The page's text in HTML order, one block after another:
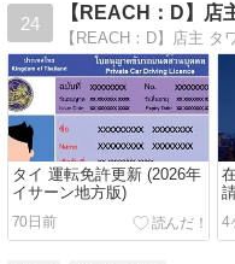
24
【REACH：D】店
タイ 運転免許更新 (2026年
イサーン地方版)
70日前
4